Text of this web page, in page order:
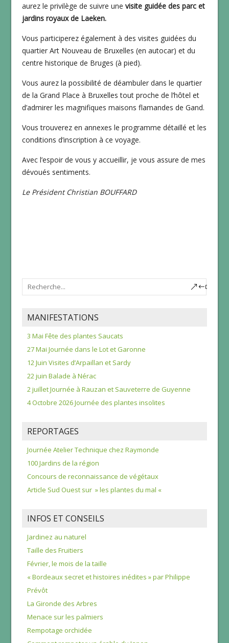
aurez le privilège de suivre une visite guidée des parc et
jardins royaux de Laeken.
Vous participerez également à des visites guidées du
quartier Art Nouveau de Bruxelles (en autocar) et du
centre historique de Bruges (à pied).
Vous aurez la possibilité de déambuler dans le quartier
de la Grand Place à Bruxelles tout proche de l’hôtel et
d’admirer les magnifiques maisons flamandes de Gand.
Vous trouverez en annexes le programme détaillé et les
conditions d’inscription à ce voyage.
Avec l’espoir de vous y accueillir, je vous assure de mes
dévoués sentiments.
Le Président Christian BOUFFARD
MANIFESTATIONS
3 Mai Fête des plantes Saucats
27 Mai Journée dans le Lot et Garonne
12 Juin Visites d’Arpaillan et Sardy
22 juin Balade à Nérac
2 juillet Journée à Rauzan et Sauveterre de Guyenne
4 Octobre 2026 Journée des plantes insolites
REPORTAGES
Journée Atelier Technique chez Raymonde
100 Jardins de la région
Concours de reconnaissance de végétaux
Article Sud Ouest sur » les plantes du mal «
INFOS ET CONSEILS
Jardinez au naturel
Taille des Fruitiers
Février, le mois de la taille
« Bordeaux secret et histoires inédites » par Philippe
Prévôt
La Gironde des Arbres
Menace sur les palmiers
Rempotage orchidée